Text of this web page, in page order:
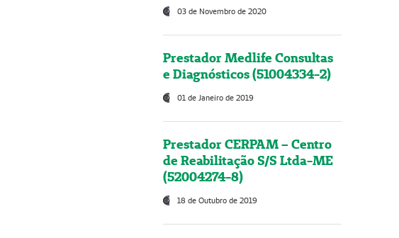
03 de Novembro de 2020
Prestador Medlife Consultas
e Diagnósticos (51004334-2)
01 de Janeiro de 2019
Prestador CERPAM – Centro
de Reabilitação S/S Ltda-ME
(52004274-8)
18 de Outubro de 2019